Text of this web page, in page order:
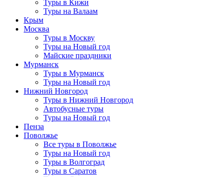
Туры в Кижи
Туры на Валаам
Крым
Москва
Туры в Москву
Туры на Новый год
Майские праздники
Мурманск
Туры в Мурманск
Туры на Новый год
Нижний Новгород
Туры в Нижний Новгород
Автобусные туры
Туры на Новый год
Пенза
Поволжье
Все туры в Поволжье
Туры на Новый год
Туры в Волгоград
Туры в Саратов